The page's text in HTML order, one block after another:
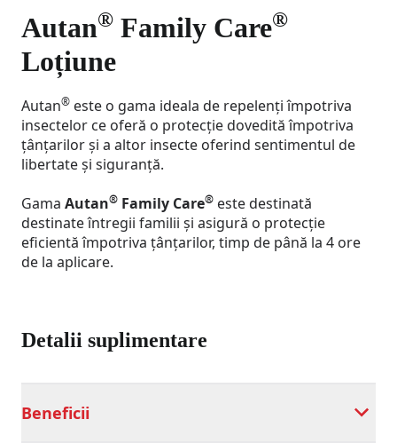
Autan® Family Care®
Loțiune
Autan® este o gama ideala de repelenți împotriva
insectelor ce oferă o protecție dovedită împotriva
țânțarilor și a altor insecte oferind sentimentul de
libertate și siguranță.
Gama Autan® Family Care® este destinată​
destinate întregii familii și asigură o protecție
eficientă împotriva țânțarilor, timp de până la 4 ore
de la aplicare.
Detalii suplimentare
Beneficii